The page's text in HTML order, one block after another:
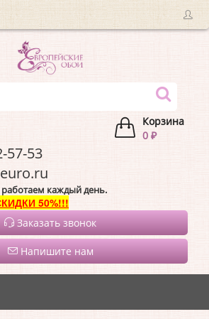
Корзина
0 ₽
57-53
каждый день.
50%!!!
Заказать звонок
Напишите нам